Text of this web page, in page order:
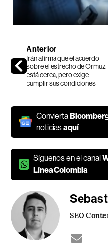
Anterior
Irán afirma que el acuerdo
sobre el estrecho de Ormuz
está cerca, pero exige
cumplir sus condiciones
Convierta
noticiasaquí
Síguenos en el canal
Línea Colombia
SEO